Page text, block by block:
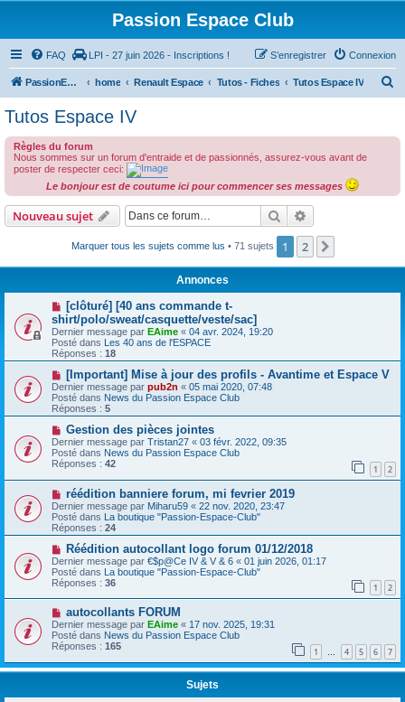
Passion Espace Club
FAQ LPI - 27 juin 2026 - Inscriptions ! Connexion
S’enregistrer
PassionEspaceClub home Renault Espace Tutos - Fiches Tutos Espace IV
Tutos Espace IV
Règles du forum
Nous sommes sur un forum d'entraide et de passionnés, assurez-vous avant de
poster de respecter ceci:
Le bonjour est de coutume ici pour commencer ses messages
Nouveau sujet Rechercher
Marquer tous les sujets comme lus • 71 sujets 1 2
Annonces
[clôturé] [40 ans commande t-
shirt/polo/sweat/casquette/veste/sac]
Dernier message par EAime « 04 avr. 2024, 19:20
Posté dans Les 40 ans de l'ESPACE
Réponses : 18
[Important] Mise à jour des profils - Avantime et Espace V
Dernier message par pub2n « 05 mai 2020, 07:48
Posté dans News du Passion Espace Club
Réponses : 5
Gestion des pièces jointes
Dernier message par Tristan27 « 03 févr. 2022, 09:35
Posté dans News du Passion Espace Club
Réponses : 42 1 2
réédition banniere forum, mi fevrier 2019
Dernier message par Miharu59 « 22 nov. 2020, 23:47
Posté dans La boutique "Passion-Espace-Club"
Réponses : 24
Réédition autocollant logo forum 01/12/2018
Dernier message par €$p@Ce IV & V & 6 « 01 juin 2026, 01:17
Posté dans La boutique "Passion-Espace-Club"
Réponses : 36 1 2
autocollants FORUM
Dernier message par EAime « 17 nov. 2025, 19:31
Posté dans News du Passion Espace Club
Réponses : 165 1 … 4 5 6 7
Sujets